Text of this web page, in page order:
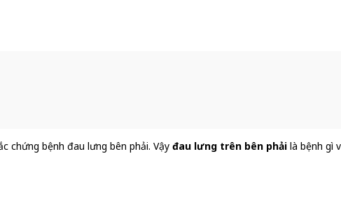
chứng bệnh đau lưng bên phải. Vậy đau lưng trên bên phải là bệnh gì